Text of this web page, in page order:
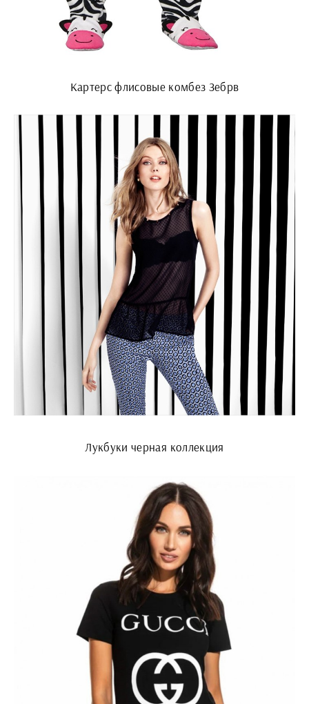
Картерс флисовые комбез Зебрв
Лукбуки черная коллекция